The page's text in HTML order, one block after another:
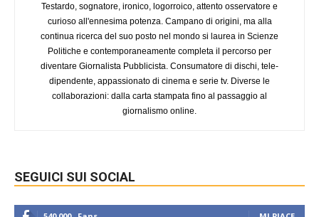
Testardo, sognatore, ironico, logorroico, attento osservatore e
curioso all'ennesima potenza. Campano di origini, ma alla
continua ricerca del suo posto nel mondo si laurea in Scienze
Politiche e contemporaneamente completa il percorso per
diventare Giornalista Pubblicista. Consumatore di dischi, tele-
dipendente, appassionato di cinema e serie tv. Diverse le
collaborazioni: dalla carta stampata fino al passaggio al
giornalismo online.
SEGUICI SUI SOCIAL